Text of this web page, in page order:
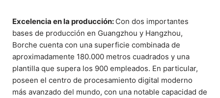
Excelencia en la producción: Con dos importantes
bases de producción en Guangzhou y Hangzhou,
Borche cuenta con una superficie combinada de
aproximadamente 180.000 metros cuadrados y una
plantilla que supera los 900 empleados. En particular,
poseen el centro de procesamiento digital moderno
más avanzado del mundo, con una notable capacidad de